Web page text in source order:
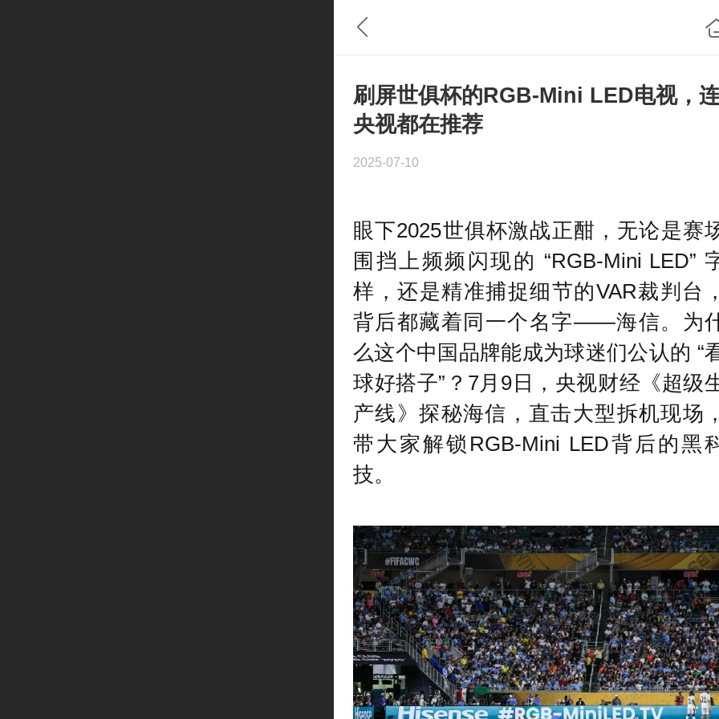
刷屏世俱杯的RGB-Mini LED电视，
央视都在推荐
2025-07-10
眼下2025世俱杯激战正酣，无论是赛
围挡上频频闪现的 “RGB-Mini LED”
样，还是精准捕捉细节的VAR裁判台，
背后都藏着同一个名字——海信。为
么这个中国品牌能成为球迷们公认的 “
球好搭子”？7月9日，央视财经《超级
产线》探秘海信，直击大型拆机现场，
带大家解锁RGB-Mini LED背后的黑
技。